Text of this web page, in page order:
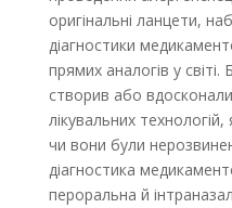
оригінальні ланцети,
діагностики
прямих аналогів у
створив або
лікувальних
чи вони були
діагностика
пероральна й